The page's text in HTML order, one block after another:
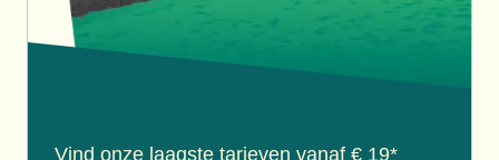
Vind onze laagste tarieven vanaf € 19*